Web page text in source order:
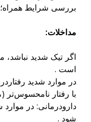
بررسی شرایط همراه؛
مداخلات:
اگر تیک شدید نباشد،
است .
در موارد شدید
با رفتار نامحسوس‌تر
دارودرمانی: در موارد
شود .